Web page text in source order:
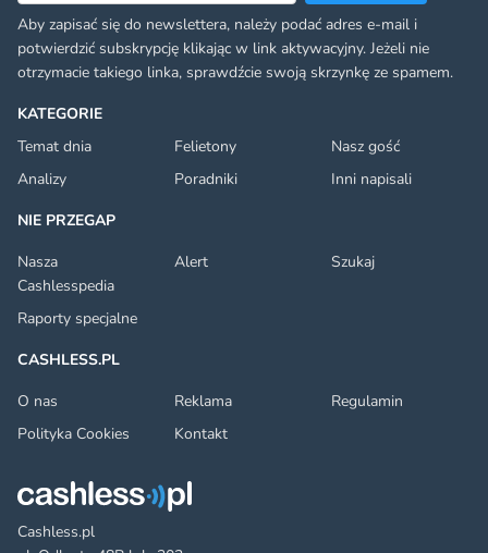
Cashless.pl
KATEGORIE
Temat dnia
Felietony
Nasz gość
Analizy
Poradniki
Inni napisali
NIE PRZEGAP
Nasza
Cashlesspedia
Alert Szukaj
Raporty specjalne
CASHLESS.PL
O nas
Reklama
Regulamin
Polityka Cookies
Kontakt
Aby zapisać się do newslettera, należy podać adres e-mail i
potwierdzić subskrypcję klikając w link aktywacyjny. Jeżeli nie
otrzymacie takiego linka, sprawdźcie swoją skrzynkę ze spamem.